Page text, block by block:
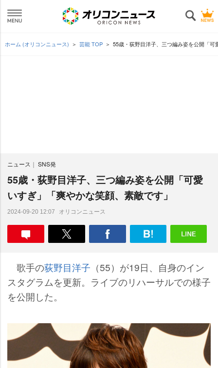
ホーム (オリコンニュース) 芸能 TOP 55歳・荻野目洋子、三つ編み姿を公開「
ニュース SNS発
55歳・荻野目洋子、三つ編み姿を公開「可愛
いすぎ」「爽やかな笑顔、素敵です」
2024-09-20 12:07 オリコンニュース
歌手の荻野目洋子 （55）が19日、自身のイン
スタグラムを更新。ライブのリハーサルでの様子
を公開した。